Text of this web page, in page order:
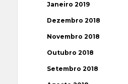
Janeiro 2019
Dezembro 2018
Novembro 2018
Outubro 2018
Setembro 2018